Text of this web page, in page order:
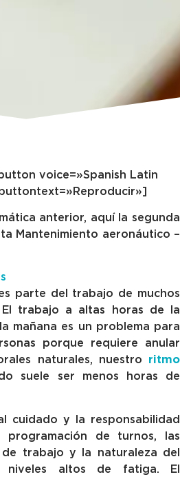
voice=»Spanish Latin
anterior, aquí la segunda
Mantenimiento aeronáutico –
parte del trabajo de muchos
trabajo a altas horas de la
mañana es un problema para
porque requiere anular
naturales, nuestro ritmo
suele ser menos horas de
cuidado y la responsabilidad
de turnos, las
trabajo y la naturaleza del
niveles altos de fatiga. El